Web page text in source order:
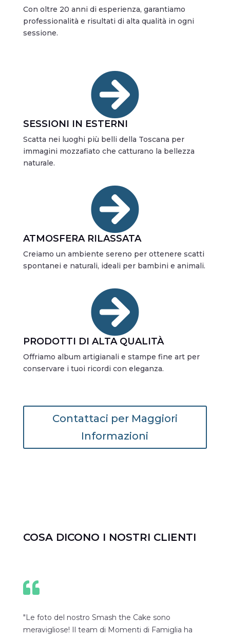
Con oltre 20 anni di esperienza, garantiamo
professionalità e risultati di alta qualità in ogni
sessione.

SESSIONI IN ESTERNI
Scatta nei luoghi più belli della Toscana per
immagini mozzafiato che catturano la bellezza
naturale.

ATMOSFERA RILASSATA
Creiamo un ambiente sereno per ottenere scatti
spontanei e naturali, ideali per bambini e animali.

PRODOTTI DI ALTA QUALITÀ
Offriamo album artigianali e stampe fine art per
conservare i tuoi ricordi con eleganza.
Contattaci per Maggiori
Informazioni
COSA DICONO I NOSTRI CLIENTI

"Le foto del nostro Smash the Cake sono
meravigliose! Il team di Momenti di Famiglia ha